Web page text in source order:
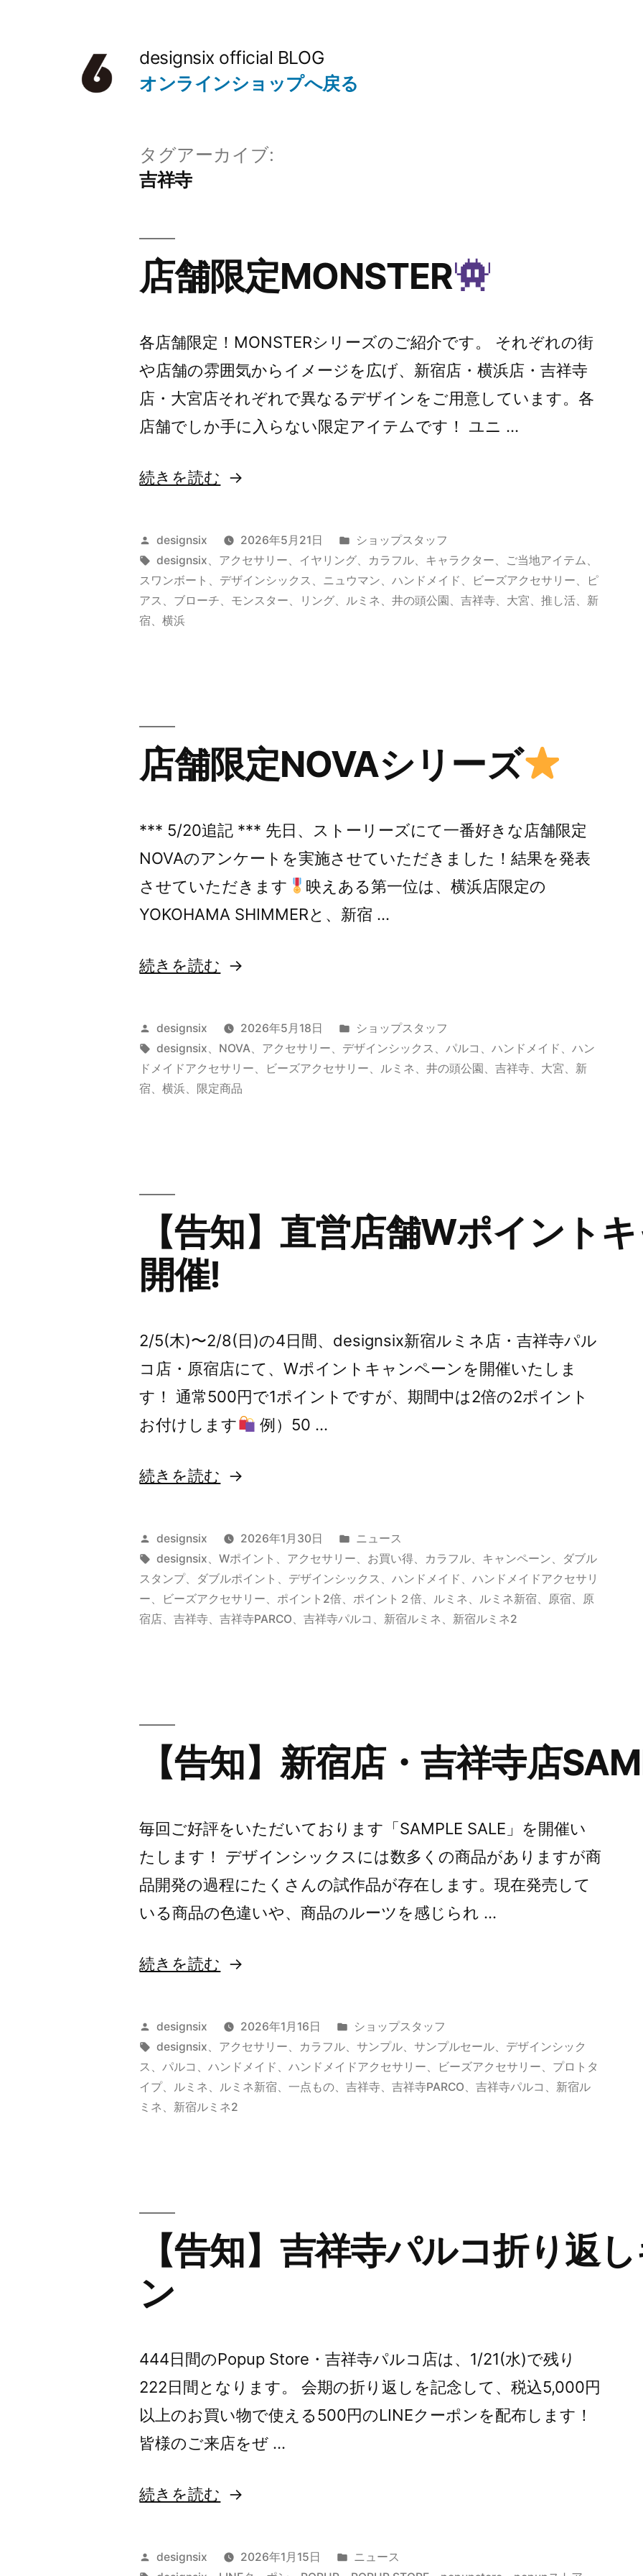
designsix official BLOG
オンラインショップへ戻る
タグアーカイブ:
吉祥寺
店舗限定MONSTER
各店舗限定！MONSTERシリーズのご紹介です。 それぞれの街
や店舗の雰囲気からイメージを広げ、新宿店・横浜店・吉祥寺
店・大宮店それぞれで異なるデザインをご用意しています。各
店舗でしか手に入らない限定アイテムです！ ユニ …
“店
限
定
MONSTER
続きを読む
投
稿
者:
designsix 2026年5月21日
カ
テ
ゴ
リ
ショップスタッフ
タ
グ:
designsix アクセサリー イヤリング カラフル キャラクター ご当地アイテム
スワンボート
デザインシックス ニュウマン 、ハンドメイド ビーズアクセサリー
ピ
アス
ブローチ モンスター リング ルミネ 、井の頭公園 、吉祥寺 大宮 、推し活
新
宿 、横浜
店舗限定NOVAシリーズ
*** 5/20追記 *** 先日、ストーリーズにて一番好きな店舗限定
NOVAのアンケートを実施させていただきました！結果を発表
させていただきます
映えある第一位は、横浜店限定の
YOKOHAMA SHIMMERと、新宿 …
“店
限
定
NOVA
の
続きを読む
投
稿
者:
designsix 2026年5月18日
カ
テ
ゴ
ショップスタッフ
タ
グ:
designsix NOVA アクセサリー デザインシックス 、パルコ 、ハンドメイド 、ハン
ドメイドアクセサリー
ビーズアクセサリー ルミネ 、井の頭公園 、吉祥寺 大宮
新
宿 、横浜 限定商品
【告知】直営店舗Wポイント
開催!
2/5(木)〜2/8(日)の4日間、designsix新宿ルミネ店・吉祥寺パル
コ店・原宿店にて、Wポイントキャンペーンを開催いたしま
す！ 通常500円で1ポイントですが、期間中は2倍の2ポイント
お付けします
例）50 …
“【告
直
営
店
舗
ン
ン
ペ
ー
ン
続きを読む
投
稿
者:
designsix 2026年1月30日
カ
テ
ゴ
リ
ー:
ニュース
タ
グ:
designsix 、Wポイント アクセサリー お買い得 カラフル キャンペーン
ダブル
スタンプ、 ダブルポイント デザインシックス 、ハンドメイド 、ハンドメイドアクセサリ
ー
ビーズアクセサリー ポイント2倍 ポイント２倍 ルミネ ルミネ新宿 原宿
原
宿店 、吉祥寺 、吉祥寺PARCO 、吉祥寺パルコ 新宿ルミネ 新宿ルミネ2
【告知】新宿店・吉祥寺店
毎回ご好評をいただいております「SAMPLE SALE」を開催い
たします！ デザインシックスには数多くの商品がありますが商
品開発の過程にたくさんの試作品が存在します。現在発売して
いる商品の色違いや、商品のルーツを感じられ …
“【告
新
宿
店・
吉
SAMPLE
SALE”
続きを読む
投
稿
者:
designsix 2026年1月16日
カ
テ
ゴ
リ
ショップスタッフ
タ
グ:
designsix アクセサリー カラフル 、サンプル 、サンプルセール
デザインシック
ス
、パルコ 、ハンドメイド 、ハンドメイドアクセサリー ビーズアクセサリー
プロトタ
イプ、 ルミネ ルミネ新宿 、一点もの 、吉祥寺 、吉祥寺PARCO 、吉祥寺パルコ
新宿ル
ミネ
新宿ルミネ2
【告知】吉祥寺パルコ折り返
ン
444日間のPopup Store・吉祥寺パルコ店は、1/21(水)で残り
222日間となります。 会期の折り返しを記念して、税込5,000円
以上のお買い物で使える500円のLINEクーポンを配布します！
皆様のご来店をぜ …
“【告
吉
続きを読む
投
designsix 2026年1月15日
カ
ニュース